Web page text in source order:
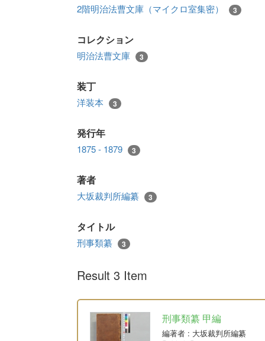
2階明治法曹文庫（マイクロ室集密） 3
コレクション
明治法曹文庫 3
装丁
洋装本 3
発行年
1875 - 1879 3
著者
大坂裁判所編纂 3
タイトル
刑事類纂 3
Result 3 Item
刑事類纂 甲編
編著者 : 大坂裁判所編纂